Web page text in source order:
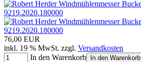
76,00 EUR
inkl. 19 % MwSt. zzgl. Versandkosten
In den Warenkorb
In den Warenkorb